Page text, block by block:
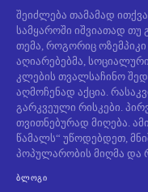
შეიძლება თამამად
სამყაროში იშვიათად
თემა, როგორიც
აღიარებებმა,
კლების თვალსაჩინო
აღმოჩენად აქცია.
გარკვეული რისკები.
თვითნებურად მიღება.
წამალს“ უწოდებდეთ,
პოპულარობის მიღმა და
ᲑᲚᲝᲒᲘ